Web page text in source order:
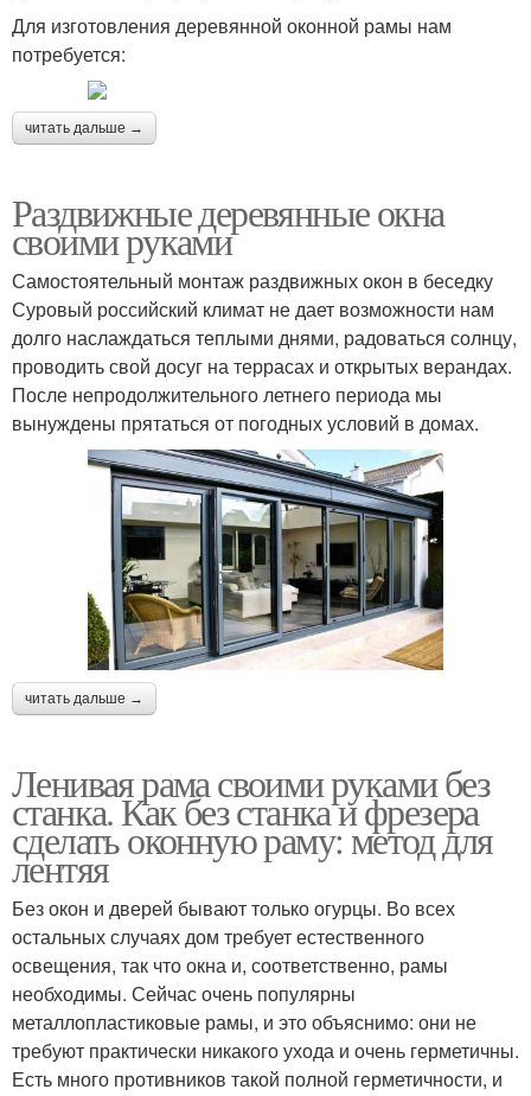
Для изготовления деревянной оконной рамы нам
потребуется:
читать дальше →
Раздвижные деревянные окна
своими руками
Самостоятельный монтаж раздвижных окон в беседку
Суровый российский климат не дает возможности нам
долго наслаждаться теплыми днями, радоваться солнцу,
проводить свой досуг на террасах и открытых верандах.
После непродолжительного летнего периода мы
вынуждены прятаться от погодных условий в домах.
читать дальше →
Ленивая рама своими руками без
станка. Как без станка и фрезера
сделать оконную раму: метод для
лентяя
Без окон и дверей бывают только огурцы. Во всех
остальных случаях дом требует естественного
освещения, так что окна и, соответственно, рамы
необходимы. Сейчас очень популярны
металлопластиковые рамы, и это объяснимо: они не
требуют практически никакого ухода и очень герметичны.
Есть много противников такой полной герметичности, и